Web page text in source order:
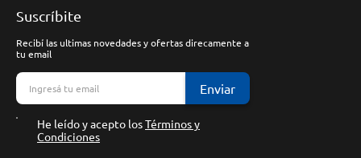
Suscríbite
Recibí las ultimas novedades y ofertas direcamente a
tu email
Enviar
He leído y acepto losTérminos y
Condiciones